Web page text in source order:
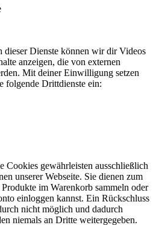
dieser Dienste können wir dir Videos
anzeigen, die von externen
Mit deiner Einwilligung setzen
folgende Drittdienste ein:
Cookies gewährleisten ausschließlich
unserer Webseite. Sie dienen zum
im Warenkorb sammeln oder
einloggen kannst. Ein Rückschluss
nicht möglich und dadurch
niemals an Dritte weitergegeben.